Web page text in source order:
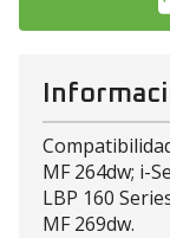
MF 264dw; i-
LBP 160
MF 269dw.